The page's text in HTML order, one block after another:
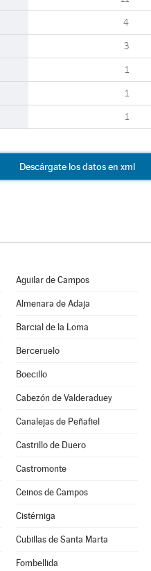
4
3
1
1
1
Descárgate los datos en xml
Aguilar de Campos
Almenara de Adaja
Barcial de la Loma
Berceruelo
Boecillo
Cabezón de Valderaduey
Canalejas de Peñafiel
Castrillo de Duero
Castromonte
Ceinos de Campos
Cistérniga
Cubillas de Santa Marta
Fombellida